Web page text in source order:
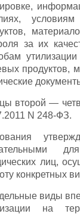
за их
продуктов,
второй —
N 248-ФЗ.
лиц,
конкретных
виды
на